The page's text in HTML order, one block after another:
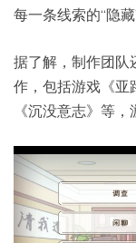
每一条线索的“隐
据了解，制作团队
作，包括游戏《亚
《沉没意志》等